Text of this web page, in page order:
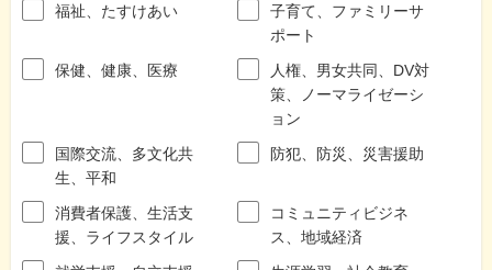
福祉、たすけあい
子育て、ファミリーサ
ポート
保健、健康、医療
人権、男女共同、DV対
策、ノーマライゼーシ
ョン
国際交流、多文化共
生、平和
防犯、防災、災害援助
消費者保護、生活支
援、ライフスタイル
コミュニティビジネ
ス、地域経済